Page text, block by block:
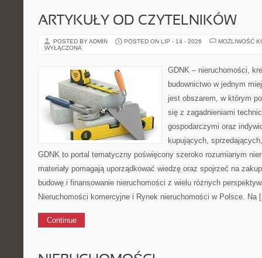
ARTYKUŁY OD CZYTELNIKÓW
POSTED BY ADMIN POSTED ON LIP - 14 - 2026
MOŻLIWOŚĆ
WYŁĄCZONA
GDNK – nieruchomości,
budownictwo w jednym
jest obszarem, w którym
się z zagadnieniami
gospodarczymi oraz
kupujących,
GDNK to portal tematyczny poświęcony szeroko rozumianym
materiały pomagają uporządkować wiedzę oraz spojrzeć na
budowę i finansowanie nieruchomości z wielu różnych
Nieruchomości komercyjne i Rynek nieruchomości w Polsce. Na
Continue